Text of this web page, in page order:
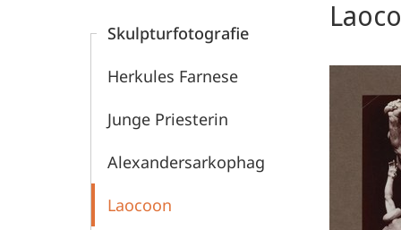
Bildarchiv
Foto
Marburg
Skulpturfotografie
Herkules Farnese
Junge Priesterin
Alexandersarkophag
Laocoon